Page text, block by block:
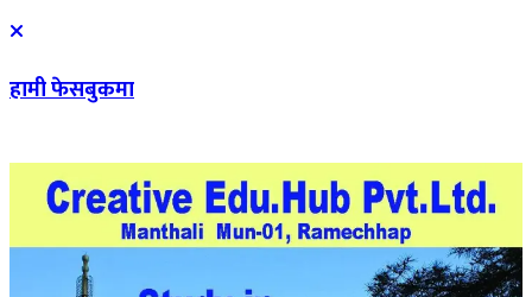
हामी फेसबुकमा